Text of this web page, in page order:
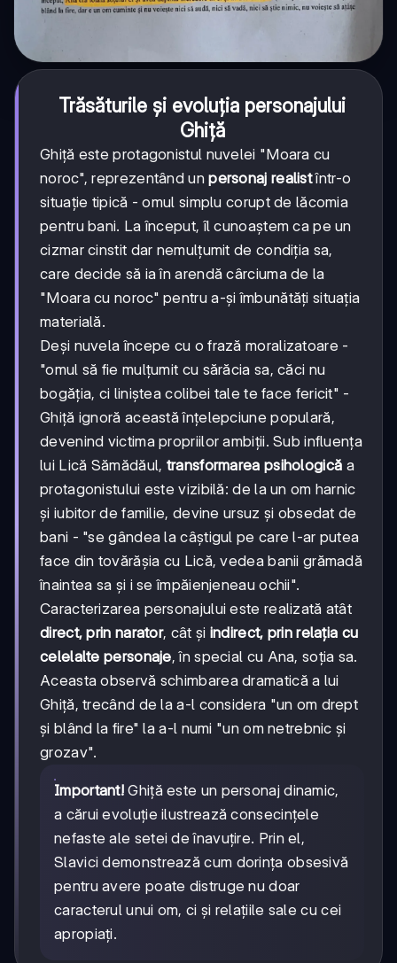
Trăsăturile și evoluția personajului
Ghiță
Ghiță este protagonistul nuvelei "Moara cu
noroc", reprezentând unpersonaj realistîntr-o
situație tipică - omul simplu corupt de lăcomia
pentru bani. La început, îl cunoaștem ca pe un
cizmar cinstit dar nemulțumit de condiția sa,
care decide să ia în arendă cârciuma de la
"Moara cu noroc" pentru a-și îmbunătăți situația
materială.
Deși nuvela începe cu o frază moralizatoare -
"omul să fie mulțumit cu sărăcia sa, căci nu
bogăția, ci liniștea colibei tale te face fericit" -
Ghiță ignoră această înțelepciune populară,
devenind victima propriilor ambiții. Sub influența
lui Lică Sămădăul, transformarea psihologică a
protagonistului este vizibilă: de la un om harnic
și iubitor de familie, devine ursuz și obsedat de
bani - "se gândea la câștigul pe care l-ar putea
face din tovărășia cu Lică, vedea banii grămadă
înaintea sa și i se împăienjeneau ochii".
Caracterizarea personajului este realizată atât
direct, prin narator, cât și indirect, prin relația cu
celelalte personaje, în special cu Ana, soția sa.
Aceasta observă schimbarea dramatică a lui
Ghiță, trecând de la a-l considera "un om drept
și blând la fire" la a-l numi "un om netrebnic și
grozav".
Important! Ghiță este un personaj dinamic,
a cărui evoluție ilustrează consecințele
nefaste ale setei de înavuțire. Prin el,
Slavici demonstrează cum dorința obsesivă
pentru avere poate distruge nu doar
caracterul unui om, ci și relațiile sale cu cei
apropiați.